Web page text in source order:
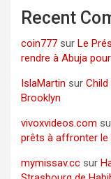
Recent
coin777 sur Le
rendre à Abuja
IslaMartin sur
Brooklyn
vivoxvideos.com
prêts à affronter le
mymissav.cc sur